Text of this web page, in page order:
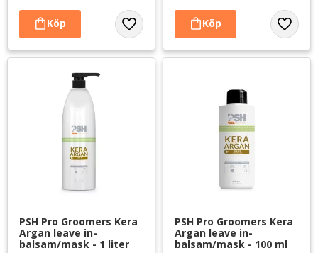
Lägg till i favoriter Lägg
PSH Pro Groomers Kera
Argan leave in-
balsam/mask - 1 liter
PSH Pro Groomers Kera
Argan leave in-
balsam/mask - 100 ml